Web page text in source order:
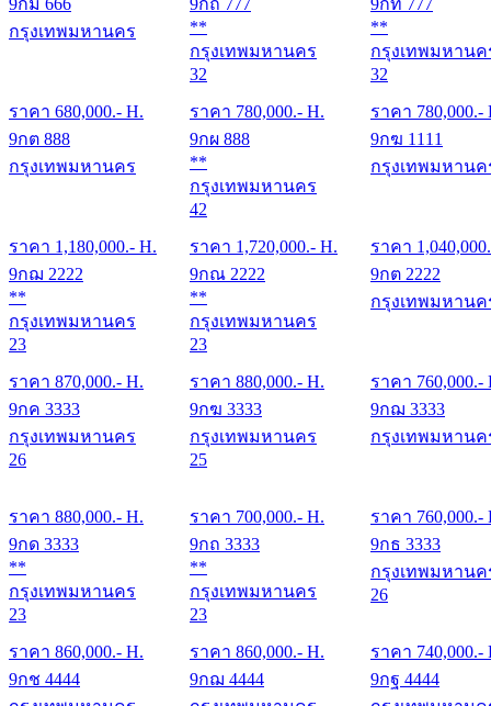
9กม 666
กรุงเทพมหานคร
ราคา 680,000.- H.
9กถ 777
**
กรุงเทพมหานคร
32
ราคา 780,000.- H.
9กท 777
**
กรุงเทพมหานค
32
ราคา 780,000.-
9กต 888
กรุงเทพมหานคร
ราคา 1,180,000.- H.
9กผ 888
**
กรุงเทพมหานคร
42
ราคา 1,720,000.- H.
9กฆ 1111
กรุงเทพมหานค
ราคา 1,040,000
9กฌ 2222
**
กรุงเทพมหานคร
23
ราคา 870,000.- H.
9กณ 2222
**
กรุงเทพมหานคร
23
ราคา 880,000.- H.
9กต 2222
กรุงเทพมหานค
ราคา 760,000.-
9กค 3333
กรุงเทพมหานคร
26
ราคา 880,000.- H.
9กฆ 3333
กรุงเทพมหานคร
25
ราคา 700,000.- H.
9กฌ 3333
กรุงเทพมหานค
ราคา 760,000.-
9กด 3333
**
กรุงเทพมหานคร
23
ราคา 860,000.- H.
9กถ 3333
**
กรุงเทพมหานคร
23
ราคา 860,000.- H.
9กธ 3333
กรุงเทพมหานค
26
ราคา 740,000.-
9กช 4444
9กฌ 4444
9กฐ 4444